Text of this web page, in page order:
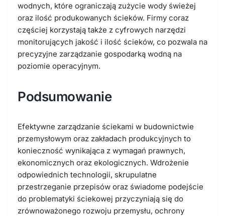
wodnych, które ograniczają zużycie wody świeżej
oraz ilość produkowanych ścieków. Firmy coraz
częściej korzystają także z cyfrowych narzędzi
monitorujących jakość i ilość ścieków, co pozwala na
precyzyjne zarządzanie gospodarką wodną na
poziomie operacyjnym.
Podsumowanie
Efektywne zarządzanie ściekami w budownictwie
przemysłowym oraz zakładach produkcyjnych to
konieczność wynikająca z wymagań prawnych,
ekonomicznych oraz ekologicznych. Wdrożenie
odpowiednich technologii, skrupulatne
przestrzeganie przepisów oraz świadome podejście
do problematyki ściekowej przyczyniają się do
zrównoważonego rozwoju przemysłu, ochrony